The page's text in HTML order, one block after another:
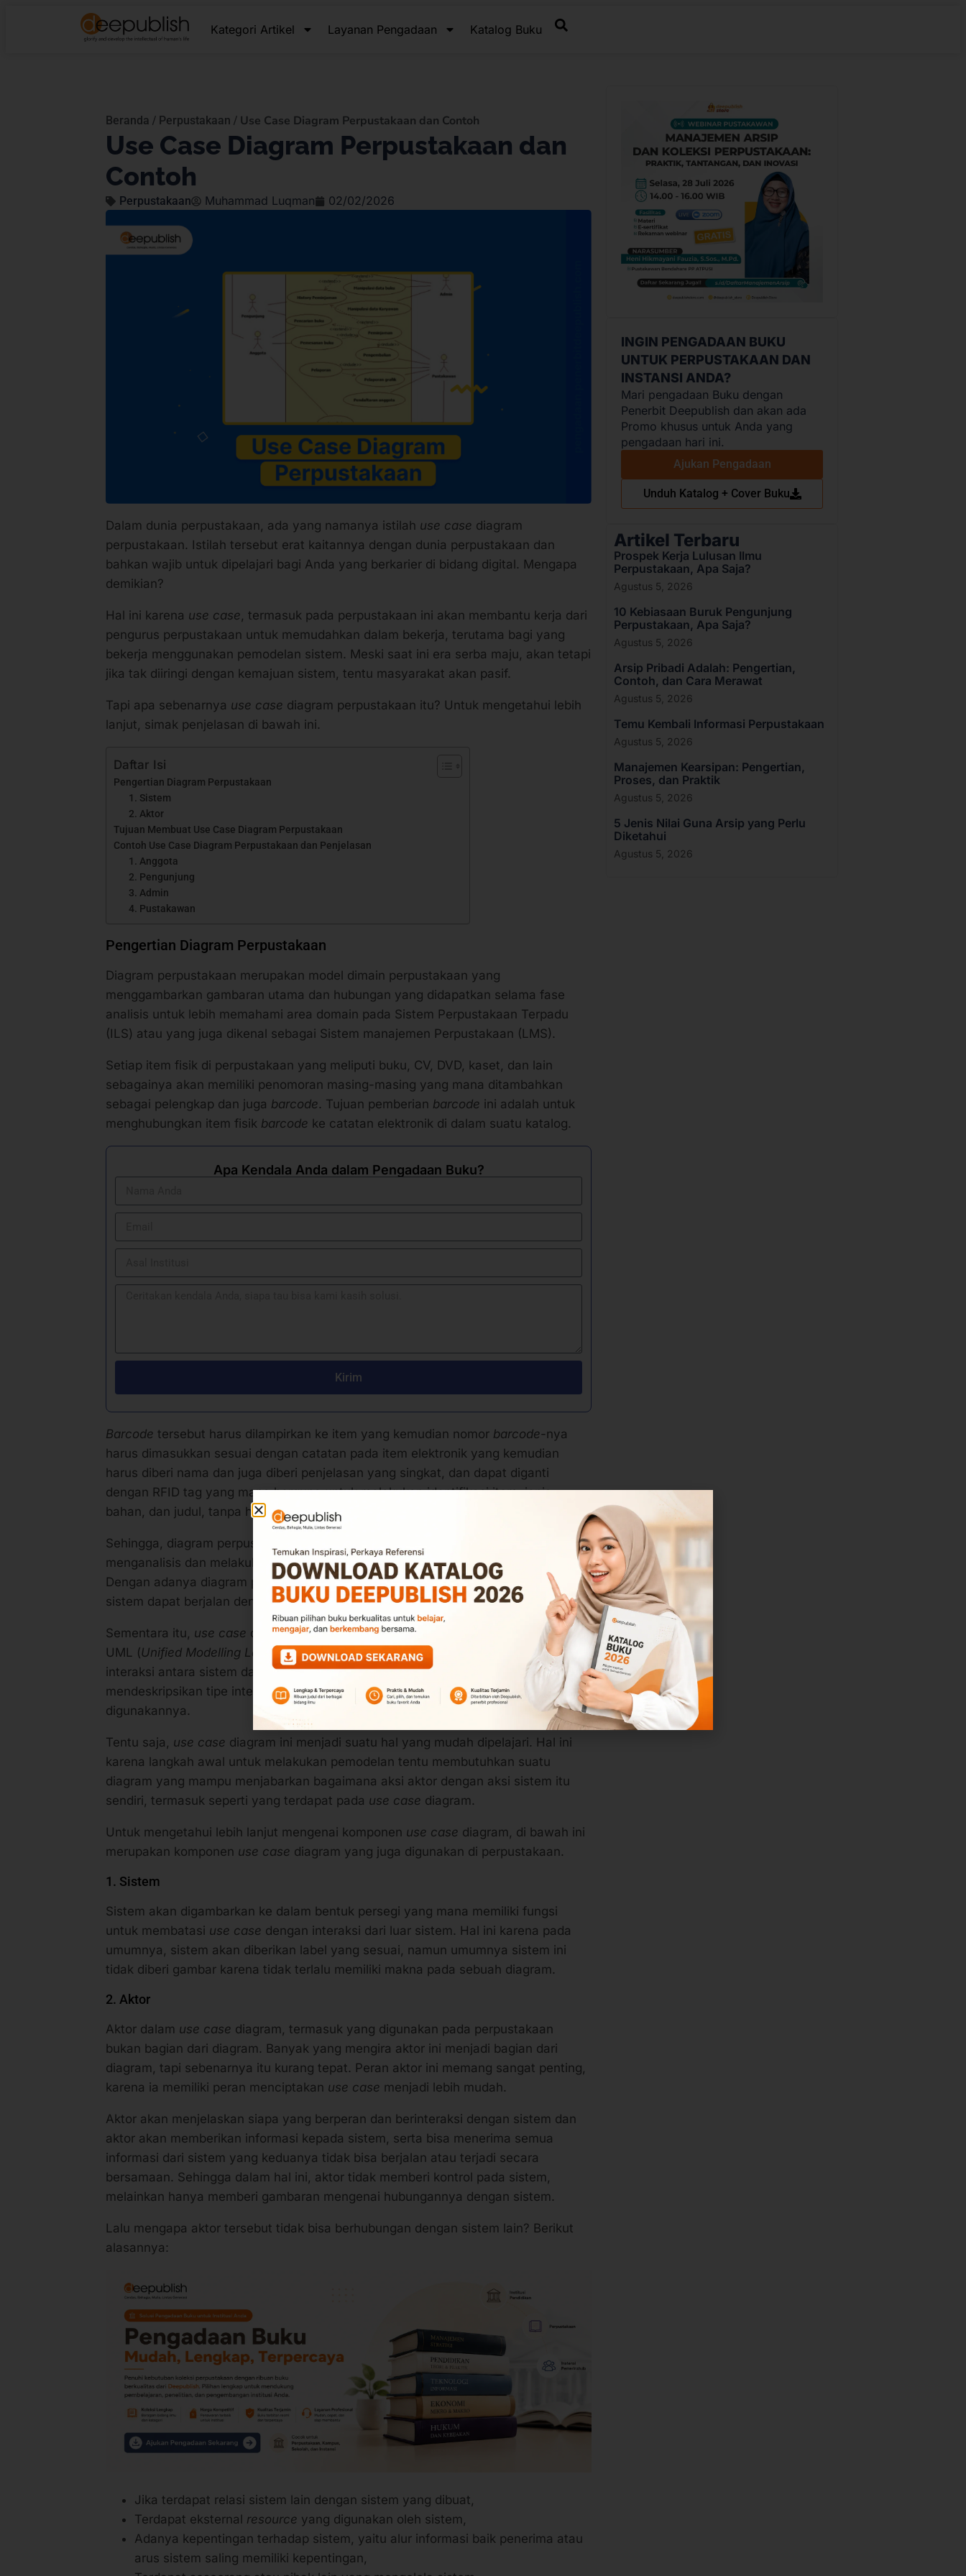
Kategori Artikel Layanan Pengadaan Katalog Buku
Beranda / Perpustakaan / Use Case Diagram Perpustakaan dan Contoh
Use Case Diagram Perpustakaan dan
Contoh
Perpustakaan Muhammad Luqman 02/02/2026
Dalam dunia perpustakaan, ada yang namanya istilah use case diagram
perpustakaan. Istilah tersebut erat kaitannya dengan dunia perpustakaan dan
bahkan wajib untuk dipelajari bagi Anda yang berkarier di bidang digital. Mengapa
demikian?
Hal ini karena use case, termasuk pada perpustakaan ini akan membantu kerja dari
pengurus perpustakaan untuk memudahkan dalam bekerja, terutama bagi yang
bekerja menggunakan pemodelan sistem. Meski saat ini era serba maju, akan tetapi
jika tak diiringi dengan kemajuan sistem, tentu masyarakat akan pasif.
Tapi apa sebenarnya use case diagram perpustakaan itu? Untuk mengetahui lebih
lanjut, simak penjelasan di bawah ini.
Daftar Isi
Pengertian Diagram Perpustakaan
1. Sistem
2. Aktor
Tujuan Membuat Use Case Diagram Perpustakaan
Contoh Use Case Diagram Perpustakaan dan Penjelasan
1. Anggota
2. Pengunjung
3. Admin
4. Pustakawan
Pengertian Diagram Perpustakaan
Diagram perpustakaan merupakan model dimain perpustakaan yang
menggambarkan gambaran utama dan hubungan yang didapatkan selama fase
analisis untuk lebih memahami area domain pada Sistem Perpustakaan Terpadu
(ILS) atau yang juga dikenal sebagai Sistem manajemen Perpustakaan (LMS).
Setiap item fisik di perpustakaan yang meliputi buku, CV, DVD, kaset, dan lain
sebagainya akan memiliki penomoran masing-masing yang mana ditambahkan
sebagai pelengkap dan juga barcode. Tujuan pemberian barcode ini adalah untuk
menghubungkan item fisik barcode ke catatan elektronik di dalam suatu katalog.
Apa Kendala Anda dalam Pengadaan Buku?
Kirim
Barcode tersebut harus dilampirkan ke item yang kemudian nomor barcode-nya
harus dimasukkan sesuai dengan catatan pada item elektronik yang kemudian
harus diberi nama dan juga diberi penjelasan yang singkat, dan dapat diganti
dengan RFID tag yang mana berguna untuk melakukan identifikasi item, jenis
bahan, dan judul, tanpa harus membuka terlebih dahulu.
Sehingga, diagram perpustakaan ini akan memudahkan petugas dalam
menganalisis dan melakukan penataan serta pencarian item di perpustakaan.
Dengan adanya diagram perpustakaan, tentu petugas akan dimudahkan dan juga
sistem dapat berjalan dengan tepat dan detail sehingga minim kesalahan.
Sementara itu, use case diagram merupakan salah satu dari berbagai jenis diagram
UML (Unified Modelling Language ) yang mana menggambarkan adanya hubungan
interaksi antara sistem dan juga aktor yang kemudianuse case
diagram ini dapat
mendeskripsikan tipe interaksi antara pengguna sistem dengan sistem yang
digunakannya.
Tentu saja, use case diagram ini menjadi suatu hal yang mudah dipelajari. Hal ini
karena langkah awal untuk melakukan pemodelan tentu membutuhkan suatu
diagram yang mampu menjabarkan bagaimana aksi aktor dengan aksi sistem itu
sendiri, termasuk seperti yang terdapat pada use case diagram.
Untuk mengetahui lebih lanjut mengenai komponen use case diagram, di bawah ini
merupakan komponen use case diagram yang juga digunakan di perpustakaan.
1. Sistem
Sistem akan digambarkan ke dalam bentuk persegi yang mana memiliki fungsi
untuk membatasi use case dengan interaksi dari luar sistem. Hal ini karena pada
umumnya, sistem akan diberikan label yang sesuai, namun umumnya sistem ini
tidak diberi gambar karena tidak terlalu memiliki makna pada sebuah diagram.
2. Aktor
Aktor dalam use case diagram, termasuk yang digunakan pada perpustakaan
bukan bagian dari diagram. Banyak yang mengira aktor ini menjadi bagian dari
diagram, tapi sebenarnya itu kurang tepat. Peran aktor ini memang sangat penting,
karena ia memiliki peran menciptakan use case menjadi lebih mudah.
Aktor akan menjelaskan siapa yang berperan dan berinteraksi dengan sistem dan
aktor akan memberikan informasi kepada sistem, serta bisa menerima semua
informasi dari sistem yang keduanya tidak bisa berjalan atau terjadi secara
bersamaan. Sehingga dalam hal ini, aktor tidak memberi kontrol pada sistem,
melainkan hanya memberi gambaran mengenai hubungannya dengan sistem.
Lalu mengapa aktor tersebut tidak bisa berhubungan dengan sistem lain? Berikut
alasannya:
Jika terdapat relasi sistem lain dengan sistem yang dibuat,
Terdapat eksternal resource yang digunakan oleh sistem,
Adanya kepentingan terhadap sistem, yaitu alur informasi baik penerima atau
arus sistem saling memiliki kepentingan,
INGIN PENGADAAN BUKU
UNTUK PERPUSTAKAAN DAN
INSTANSI ANDA?
Mari pengadaan Buku dengan
Penerbit Deepublish dan akan ada
Promo khusus untuk Anda yang
pengadaan hari ini.
Ajukan Pengadaan
Unduh Katalog + Cover Buku
Artikel Terbaru
Prospek Kerja Lulusan Ilmu
Perpustakaan, Apa Saja?
Agustus 5, 2026
10 Kebiasaan Buruk Pengunjung
Perpustakaan, Apa Saja?
Agustus 5, 2026
Arsip Pribadi Adalah: Pengertian,
Contoh, dan Cara Merawat
Agustus 5, 2026
Temu Kembali Informasi Perpustakaan
Agustus 5, 2026
Manajemen Kearsipan: Pengertian,
Proses, dan Praktik
Agustus 5, 2026
5 Jenis Nilai Guna Arsip yang Perlu
Diketahui
Agustus 5, 2026